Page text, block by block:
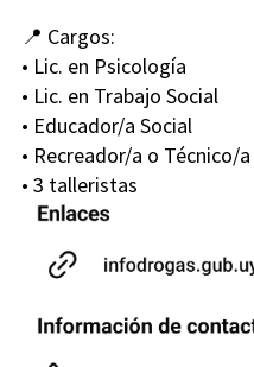
📍 Cargos:
• Lic. en Psicología
• Lic. en Trabajo Social
• Educador/a Social
• Recreador/a o Técnico/
• 3 talleristas